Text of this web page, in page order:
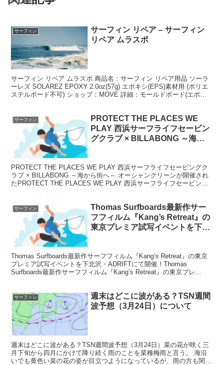
サーフィン
サーフィン リペア – サーフィン
リペア ムラスポ
サーフィン リペア ムラスポ 商品名：サーフィン リペア用品 ソーラ
ーレズ SOLAREZ EPOXY 2.0oz(57g) エポキシ(EPS)素材用 (ポリエ
ステルボード不可) ショップ：MOVE 詳細：モールドボード(エポキ
サーフィン
PROTECT THE PLACES WE
PLAY 西浜サーフライフセービン
グクラブ × BILLABONG ～海か
PROTECT THE PLACES WE PLAY 西浜サーフライフセービングク
ラブ × BILLABONG ～海から街へ～ オーシャンクリーンが開催され
たPROTECT THE PLACES WE PLAY 西浜サーフライフセービング
サーフィン
Thomas Surfboards最新作サー
フフィルム『Kang’s Retreat』の
東京プレミア試写イベントを下北
Thomas Surfboards最新作サーフフィルム『Kang’s Retreat』の東京
プレミア試写イベントを下北沢・ADRIFTにて開催！Thomas
Surfboards最新作サーフフィルム『Kang’s Retreat』の東京プレ...
サーフィン
週末はどこに波がある？TSN週間
波予想（3月24日）について
週末はどこに波がある？TSN週間波予想（3月24日）菜の花が咲く三
月下旬から四月にかけて降り続く雨のことを菜種梅雨と言う。 海沿
いでも黄色い菜の花の姿が目立つようになっているが、雨の方も関東